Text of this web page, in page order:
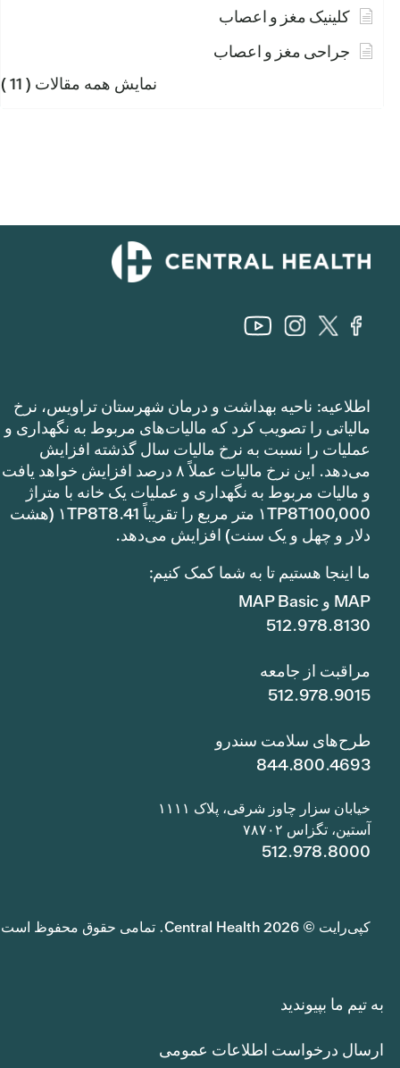
کلینیک مغز و اعصاب
جراحی مغز و اعصاب
نمایش همه مقالات ( 11 )
اطلاعیه: ناحیه بهداشت و درمان شهرستان تراویس، نرخ
مالیاتی را تصویب کرد که مالیات‌های مربوط به نگهداری و
عملیات را نسبت به نرخ مالیات سال گذشته افزایش
می‌دهد. این نرخ مالیات عملاً ۸ درصد افزایش خواهد یافت
و مالیات مربوط به نگهداری و عملیات یک خانه با متراژ
۱TP8T100,000 متر مربع را تقریباً ۱TP8T8.41 (هشت
دلار و چهل و یک سنت) افزایش می‌دهد.
ما اینجا هستیم تا به شما کمک کنیم:
MAP و MAP Basic
512.978.8130
مراقبت از جامعه
512.978.9015
طرح‌های سلامت سندرو
844.800.4693
خیابان سزار چاوز شرقی، پلاک ۱۱۱۱
آستین، تگزاس ۷۸۷۰۲
512.978.8000
کپی‌رایت © 2026 Central Health. تمامی حقوق محفوظ است.
به تیم ما بپیوندید
ارسال درخواست اطلاعات عمومی